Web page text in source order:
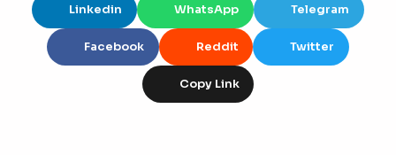
Linkedin WhatsApp Telegram
Facebook Reddit Twitter
Copy Link